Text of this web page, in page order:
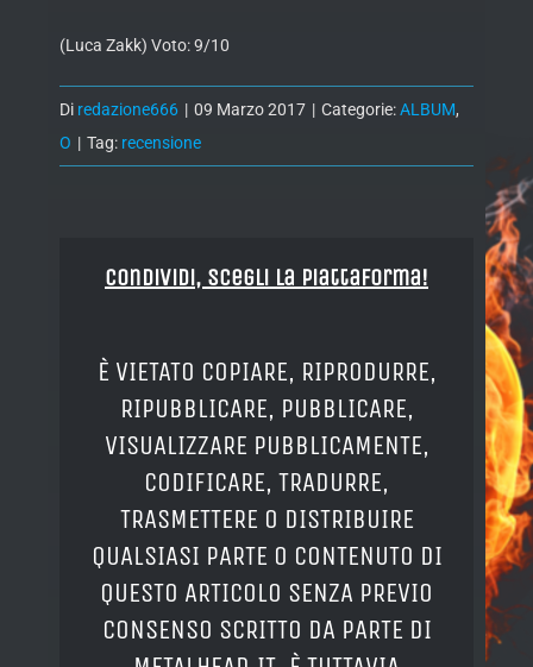
(Luca Zakk) Voto: 9/10
Di redazione666 | 09 Marzo 2017 | Categorie:ALBUM,
O | Tag: recensione
Condividi, Scegli la piattaforma!
È VIETATO COPIARE, RIPRODURRE,
RIPUBBLICARE, PUBBLICARE,
VISUALIZZARE PUBBLICAMENTE,
CODIFICARE, TRADURRE,
TRASMETTERE O DISTRIBUIRE
QUALSIASI PARTE O CONTENUTO DI
QUESTO ARTICOLO SENZA PREVIO
CONSENSO SCRITTO DA PARTE DI